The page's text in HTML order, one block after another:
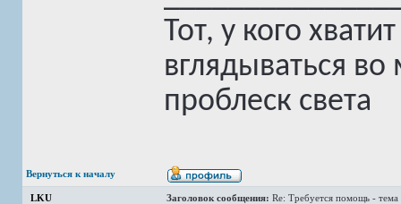
Тот, у кого
вглядываться
проблеск света
Вернуться к началу
LKU Заголовок сообщения: Re: Требуется помощь -